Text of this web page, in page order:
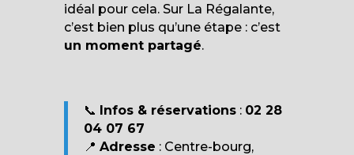
idéal pour cela. Sur La Régalante,
c’est bien plus qu’une étape : c’est
un moment partagé.
📞 Infos & réservations: 02 28
04 07 67
📍 Adresse : Centre-bourg,